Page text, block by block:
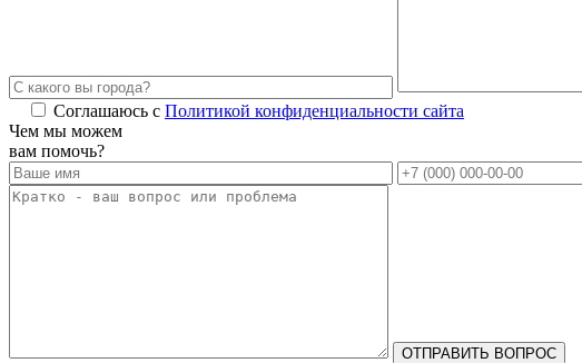
Соглашаюсь с Политикой конфиденциальности сайта
Alternative:
Чем мы можем
вам помочь?
ОТПРАВИТЬ ВОПРОС